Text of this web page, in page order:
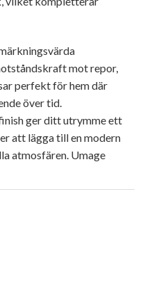
mot repor,
perfekt för hem där
över tid.
ger ditt utrymme ett
att lägga till en modern
atmosfären. Umage